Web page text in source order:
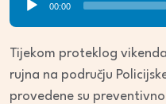
Player
00:00
Tijekom proteklog
rujna na području
provedene su